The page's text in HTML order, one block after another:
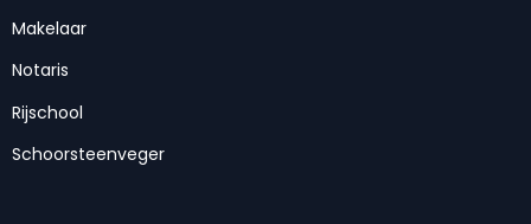
Makelaar
Notaris
Rijschool
Schoorsteenveger